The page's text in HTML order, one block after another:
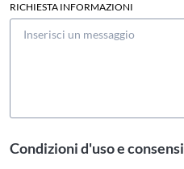
RICHIESTA INFORMAZIONI
Condizioni d'uso e consensi